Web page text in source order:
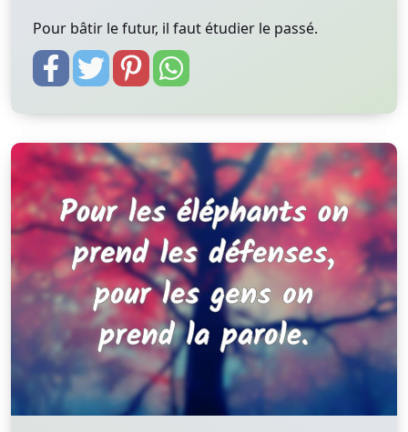
Pour bâtir le futur, il faut étudier le passé.